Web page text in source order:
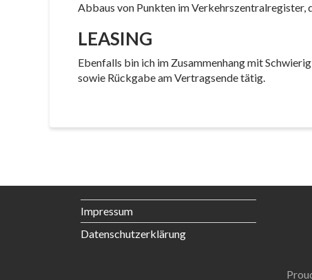
Abbaus von Punkten im Verkehrszentralregister,
LEASING
Ebenfalls bin ich im Zusammenhang mit
sowie Rückgabe am Vertragsende tätig.
Impressum
Datenschutzerklärung